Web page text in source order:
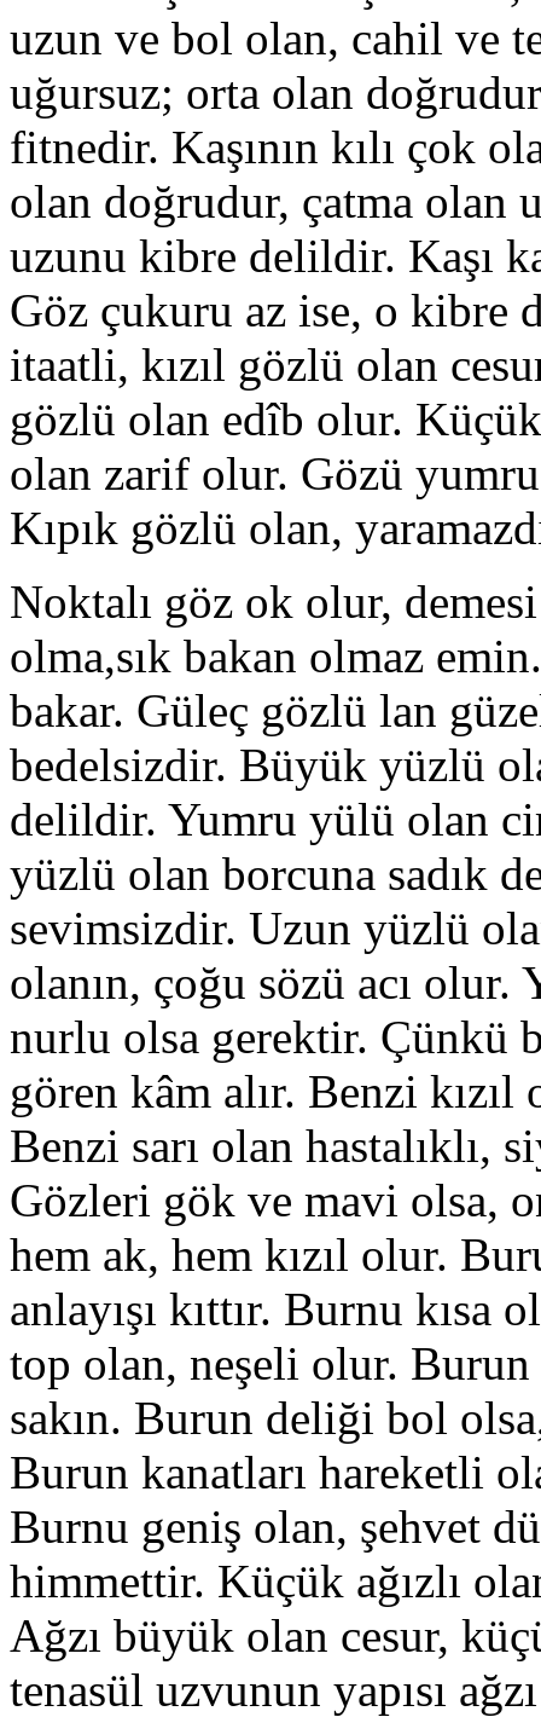
uzun ve bol olan, cahil ve
uğursuz; orta olan
fitnedir. Kaşının kılı çok
olan doğrudur, çatma olan
uzunu kibre delildir. Kaşı
Göz çukuru az ise, o kibre
itaatli, kızıl gözlü olan
gözlü olan edîb olur.
olan zarif olur. Gözü
Kıpık gözlü olan,
Noktalı göz ok olur,
olma,sık bakan olmaz
bakar. Güleç gözlü lan
bedelsizdir. Büyük yüzlü
delildir. Yumru yülü olan
yüzlü olan borcuna sadık
sevimsizdir. Uzun yüzlü
olanın, çoğu sözü acı
nurlu olsa gerektir. Çünkü
gören kâm alır. Benzi
Benzi sarı olan hastalıklı,
Gözleri gök ve mavi olsa,
hem ak, hem kızıl olur.
anlayışı kıttır. Burnu
top olan, neşeli olur. Burun
sakın. Burun deliği bol
Burun kanatları hareketli
Burnu geniş olan, şehvet
himmettir. Küçük ağızlı
Ağzı büyük olan cesur,
tenasül uzvunun yapısı